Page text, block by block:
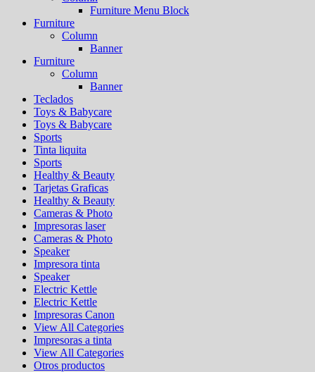
Furniture Menu Block
Furniture
Column
Banner
Furniture
Column
Banner
Teclados
Toys & Babycare
Toys & Babycare
Sports
Tinta liquita
Sports
Healthy & Beauty
Tarjetas Graficas
Healthy & Beauty
Cameras & Photo
Impresoras laser
Cameras & Photo
Speaker
Impresora tinta
Speaker
Electric Kettle
Electric Kettle
Impresoras Canon
View All Categories
Impresoras a tinta
View All Categories
Otros productos